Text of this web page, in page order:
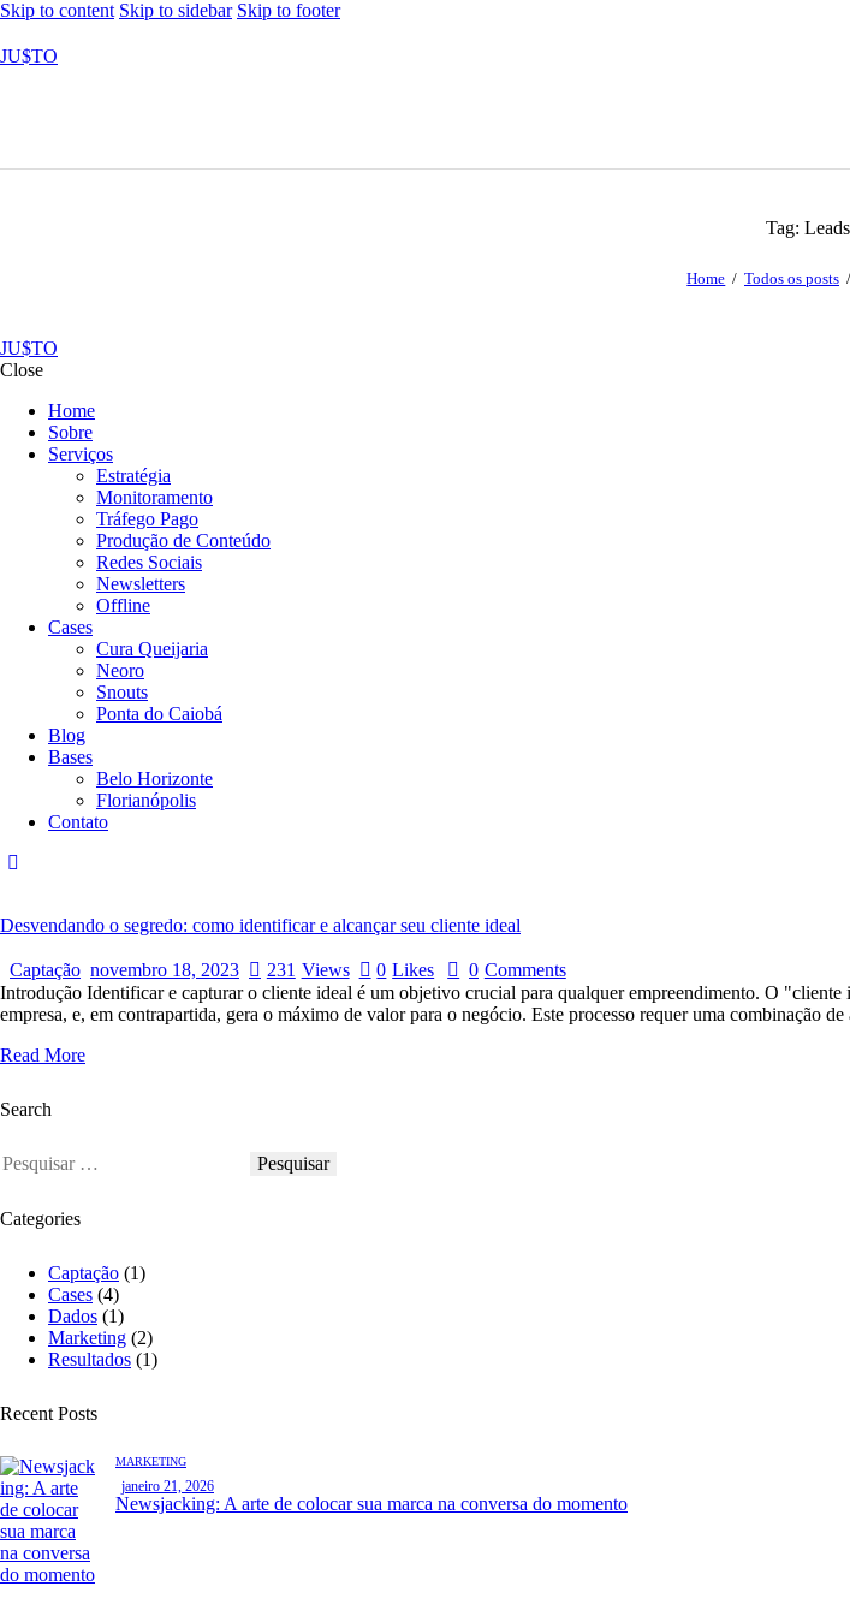
Skip to content Skip to sidebar Skip to footer
JU$TO
Tag: Leads
Home Todos os posts
JU$TO
Close
Home
Sobre
Serviços
Estratégia
Monitoramento
Tráfego Pago
Produção de Conteúdo
Redes Sociais
Newsletters
Offline
Cases
Cura Queijaria
Neoro
Snouts
Ponta do Caiobá
Blog
Bases
Belo Horizonte
Florianópolis
Contato
Desvendando o segredo: como identificar e alcançar seu cliente ideal
Captação novembro 18, 2023 231 Views 0 Likes 0 Comments
Introdução Identificar e capturar o cliente ideal é um objetivo crucial para qualquer empreendimento. O
empresa, e, em contrapartida, gera o máximo de valor para o negócio. Este processo requer uma combinação
Read More
Search
P
q
:
Categories
Captação (1)
Cases (4)
Dados (1)
Marketing (2)
Resultados (1)
Recent Posts
MARKETING
janeiro 21, 2026
Newsjacking: A arte de colocar sua marca na conversa do momento